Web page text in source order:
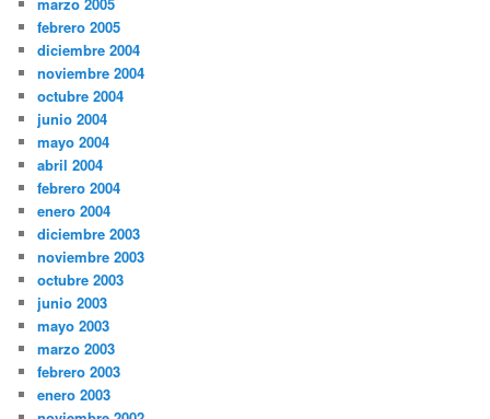
febrero 2005
diciembre 2004
noviembre 2004
octubre 2004
junio 2004
mayo 2004
abril 2004
febrero 2004
enero 2004
diciembre 2003
noviembre 2003
octubre 2003
junio 2003
mayo 2003
marzo 2003
febrero 2003
enero 2003